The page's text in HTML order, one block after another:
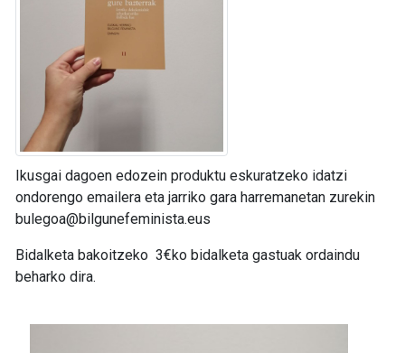
Ikusgai dagoen edozein produktu eskuratzeko idatzi
ondorengo emailera eta jarriko gara harremanetan zurekin
bulegoa@bilgunefeminista.eus
Bidalketa bakoitzeko 3€ko bidalketa gastuak ordaindu
beharko dira.